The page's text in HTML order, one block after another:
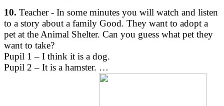
10. Teacher - In some minutes you will watch and listen
to a story about a family Good. They want to adopt a
pet at the Animal Shelter. Can you guess what pet they
want to take?
Pupil 1 – I think it is a dog.
Pupil 2 – It is a hamster. …